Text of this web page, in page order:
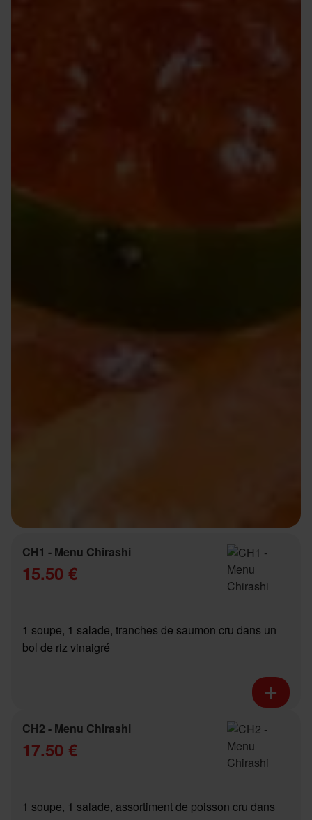
CH1 - Menu Chirashi
15.50 €
1 soupe, 1 salade, tranches de saumon cru dans un
bol de riz vinaigré
CH2 - Menu Chirashi
17.50 €
1 soupe, 1 salade, assortiment de poisson cru dans